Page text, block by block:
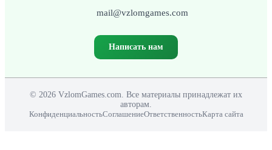
mail@vzlomgames.com
Написать нам
© 2026 VzlomGames.com. Все материалы принадлежат их
авторам.
КонфиденциальностьСоглашениеОтветственностьКарта сайта